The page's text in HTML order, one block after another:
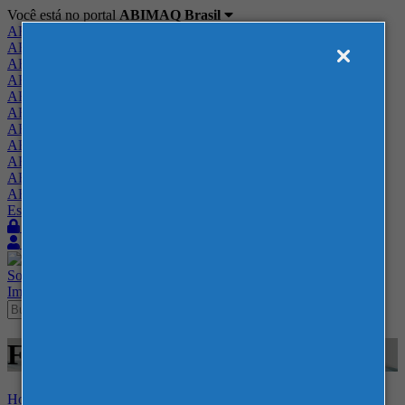
Você está no portal ABIMAQ Brasil
ABIMAQ Brasil
ABIMAQ Minas Gerais
ABIMAQ Norte-Nordeste
ABIMAQ Paraná
ABIMAQ Piracicaba
ABIMAQ Ribeirão Preto
ABIMAQ Rio de Janeiro
ABIMAQ Rio Grande do Sul
ABIMAQ Santa Catarina
ABIMAQ São Paulo
ABIMAQ Vale do Paraíba
Escritório de Relações Governamentais
Sobre
Imprensa
Feiras - SENAI - -
Home